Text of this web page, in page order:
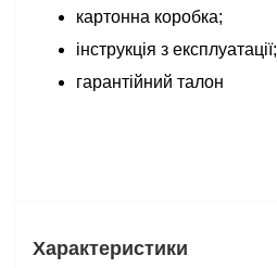
картонна коробка;
інструкція з експлуатації;
гарантійний талон
Характеристики